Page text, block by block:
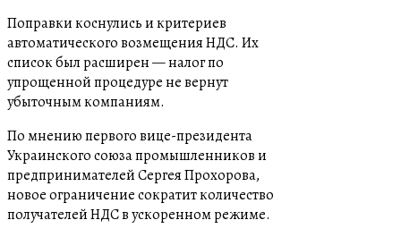
Поправки коснулись и критериев
автоматического возмещения НДС. Их
список был расширен — налог по
упрощенной процедуре не вернут
убыточным компаниям.
По мнению первого вице-президента
Украинского союза промышленников и
предпринимателей Сергея Прохорова,
новое ограничение сократит количество
получателей НДС в ускоренном режиме.